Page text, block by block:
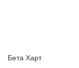
Бета Харт